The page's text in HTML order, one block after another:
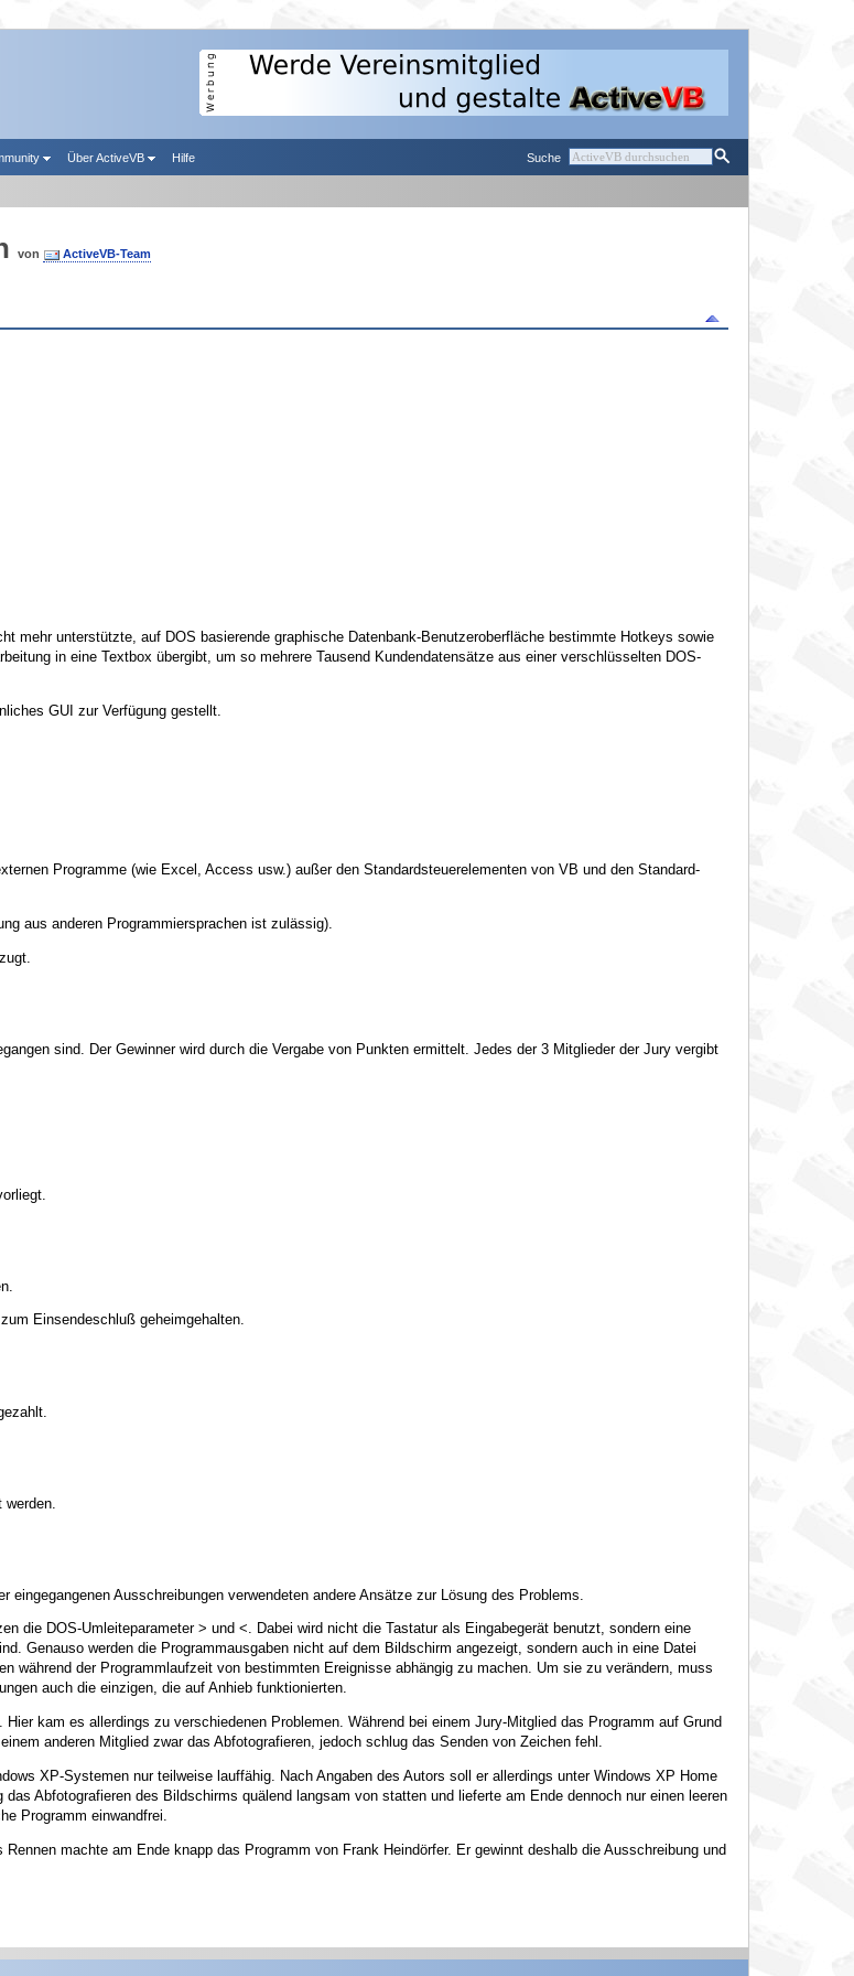
Suche
Über ActiveVB Hilfe
von ActiveVB-Team
mehr unterstützte, auf DOS basierende graphische Datenbank-Benutzeroberfläche bestimmte Hotkeys sowie
in eine Textbox übergibt, um so mehrere Tausend Kundendatensätze aus einer verschlüsselten DOS-
GUI zur Verfügung gestellt.
Programme (wie Excel, Access usw.) außer den Standardsteuerelementen von VB und den Standard-
aus anderen Programmiersprachen ist zulässig).
sind. Der Gewinner wird durch die Vergabe von Punkten ermittelt. Jedes der 3 Mitglieder der Jury vergibt
Einsendeschluß geheimgehalten.
Ausschreibungen verwendeten andere Ansätze zur Lösung des Problems.
die DOS-Umleiteparameter > und <. Dabei wird nicht die Tastatur als Eingabegerät benutzt, sondern eine
Genauso werden die Programmausgaben nicht auf dem Bildschirm angezeigt, sondern auch in eine Datei
während der Programmlaufzeit von bestimmten Ereignisse abhängig zu machen. Um sie zu verändern, muss
auch die einzigen, die auf Anhieb funktionierten.
kam es allerdings zu verschiedenen Problemen. Während bei einem Jury-Mitglied das Programm auf Grund
anderen Mitglied zwar das Abfotografieren, jedoch schlug das Senden von Zeichen fehl.
XP-Systemen nur teilweise lauffähig. Nach Angaben des Autors soll er allerdings unter Windows XP Home
Abfotografieren des Bildschirms quälend langsam von statten und lieferte am Ende dennoch nur einen leeren
Programm einwandfrei.
machte am Ende knapp das Programm von Frank Heindörfer. Er gewinnt deshalb die Ausschreibung und